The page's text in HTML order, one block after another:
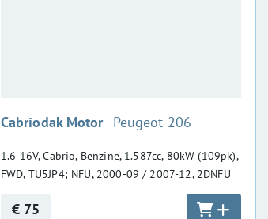
Cabriodak Motor :Peugeot 206
1.6 16V, Cabrio, Benzine, 1.587cc, 80kW (109pk),
FWD, TU5JP4; NFU, 2000-09 / 2007-12, 2DNFU
€ 75